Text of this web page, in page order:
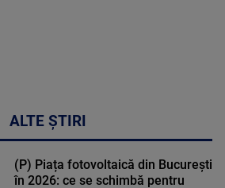
ALTE ȘTIRI
(P) Piața fotovoltaică din București
în 2026: ce se schimbă pentru